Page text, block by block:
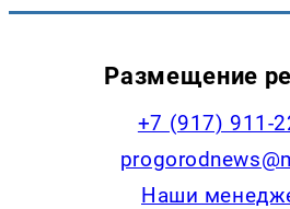
Размещение
+7 (917) 911-
Наши